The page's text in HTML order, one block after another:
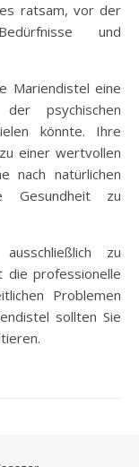
ratsam, vor der
und
Mariendistel eine
psychischen
könnte. Ihre
einer wertvollen
nach natürlichen
Gesundheit zu
zu
die professionelle
Problemen
sollten Sie